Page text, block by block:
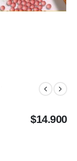
$14.900